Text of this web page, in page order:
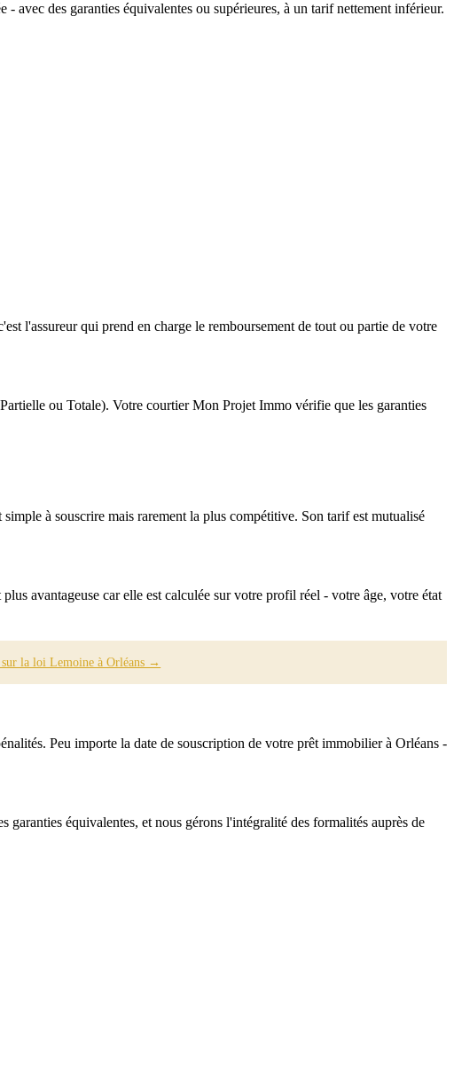
avec des garanties équivalentes ou supérieures, à un tarif nettement inférieur.
l'assureur qui prend en charge le remboursement de tout ou partie de votre
ou Totale). Votre courtier Mon Projet Immo vérifie que les garanties
à souscrire mais rarement la plus compétitive. Son tarif est mutualisé
avantageuse car elle est calculée sur votre profil réel - votre âge, votre état
la loi Lemoine à Orléans →
Peu importe la date de souscription de votre prêt immobilier à Orléans -
équivalentes, et nous gérons l'intégralité des formalités auprès de